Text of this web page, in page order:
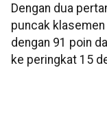
Dengan dua
puncak
dengan 91 poin
ke peringkat 15